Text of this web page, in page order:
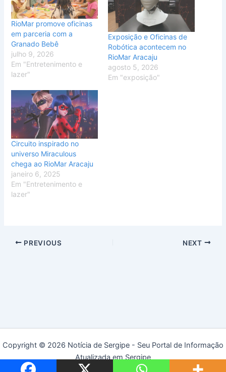
RioMar promove oficinas
em parceria com a
Granado Bebê
julho 9, 2026
Em "Entretenimento e
lazer"
Exposição e Oficinas de
Robótica acontecem no
RioMar Aracaju
agosto 5, 2026
Em "exposição"
Circuito inspirado no
universo Miraculous
chega ao RioMar Aracaju
janeiro 6, 2025
Em "Entretenimento e
lazer"
PREVIOUS NEXT
Copyright © 2026 Notícia de Sergipe - Seu Portal de Informação
Atualizada em Sergipe